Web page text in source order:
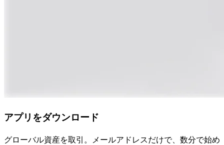
アプリをダウンロード
グローバル資産を取引。メールアドレスだけで、数分で始め